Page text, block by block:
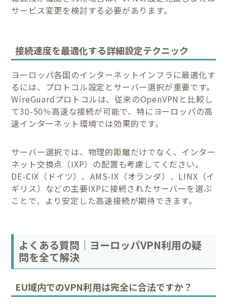
サービス変更を検討する必要があります。
接続速度を最適化する詳細設定テクニック
ヨーロッパ各国のインターネットインフラに最適化す
るには、プロトコル設定とサーバー選択が重要です。
WireGuardプロトコルは、従来のOpenVPNと比較し
て30-50％高速な接続が可能で、特にヨーロッパの高
速インターネット環境では効果的です。
サーバー選択では、物理的距離だけでなく、インター
ネット交換点（IXP）の配置も考慮してください。
DE-CIX（ドイツ）、AMS-IX（オランダ）、LINX（イ
ギリス）などの主要IXPに接続されたサーバーを選ぶ
ことで、より安定した高速接続が期待できます。
よくある質問｜ヨーロッパVPN利用の疑
問を全て解決
EU域内でのVPN利用は完全に合法ですか？